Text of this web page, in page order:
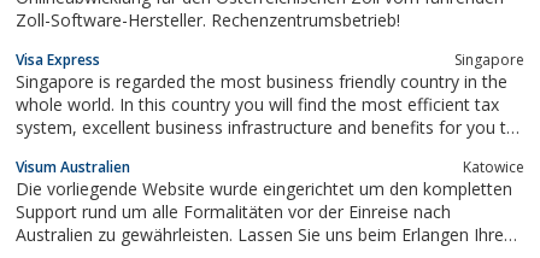
Zoll-Software-Hersteller. Rechenzentrumsbetrieb!
Visa Express Singapore
Singapore is regarded the most business friendly country in the
whole world. In this country you will find the most efficient tax
system, excellent business infrastructure and benefits for you to
Singapore visa.
Visum Australien Katowice
Die vorliegende Website wurde eingerichtet um den kompletten
Support rund um alle Formalitäten vor der Einreise nach
Australien zu gewährleisten. Lassen Sie uns beim Erlangen Ihres